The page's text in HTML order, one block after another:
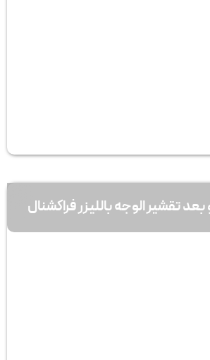
تقشير الوجه بالليزر فراكشنال